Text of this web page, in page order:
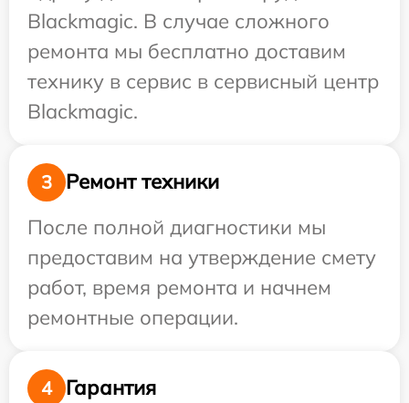
Blackmagic. В случае сложного
ремонта мы бесплатно доставим
технику в сервис в сервисный центр
Blackmagic.
3
Ремонт техники
После полной диагностики мы
предоставим на утверждение смету
работ, время ремонта и начнем
ремонтные операции.
4
Гарантия